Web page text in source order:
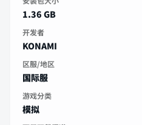
1.36 GB
开发者
KONAMI
区服/地区
国际服
游戏分类
模拟